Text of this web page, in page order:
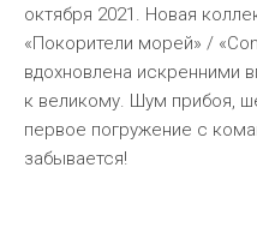
октября 2021. Новая
«Покорители морей» /
вдохновлена искренними
к великому. Шум прибоя,
первое погружение с
забывается!